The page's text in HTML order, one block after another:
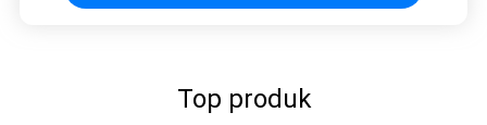
Top produk